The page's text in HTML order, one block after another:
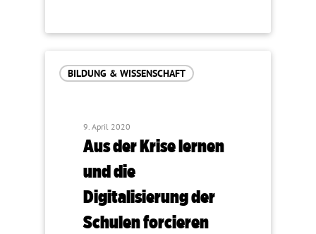
BILDUNG & WISSENSCHAFT
9. April 2020
Aus der Krise lernen
und die
Digitalisierung der
Schulen forcieren